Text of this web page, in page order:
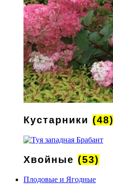
Кустарники (48)
Хвойные (53)
Плодовые и Ягодные